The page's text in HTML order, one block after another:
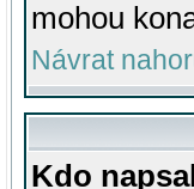
mohou
Návrat
Kdo